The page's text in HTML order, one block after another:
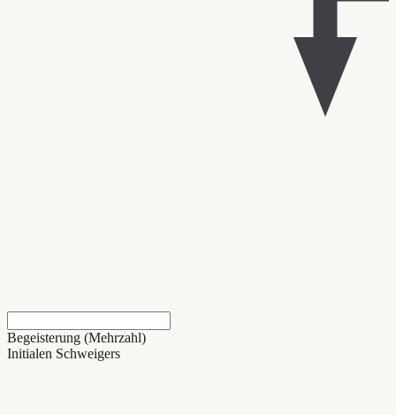
Begeisterung (Mehrzahl)
Initialen Schweigers